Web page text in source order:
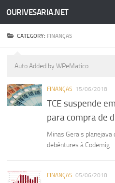
Skip to content
OURIVESARIA.NET
CATEGORY: FINANÇAS
Auto Added by WPeMatico
FINANÇAS 15/06/2018
TCE suspende
para compra de
Minas Gerais planejava
debêntures à Codemig
FINANÇAS 05/06/2018